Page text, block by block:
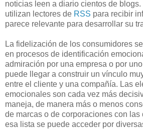
noticias leen a diario cientos de
utilizan lectores de RSS para recibir
parece relevante para desarrollar su
La fidelización de los consumidores
en procesos de identificación
admiración por una empresa o por
puede llegar a construir un vínculo
entre el cliente y una compañía. Las
emocionales son cada vez más
maneja, de manera más o menos
de marcas o de corporaciones con las
esa lista se puede acceder por